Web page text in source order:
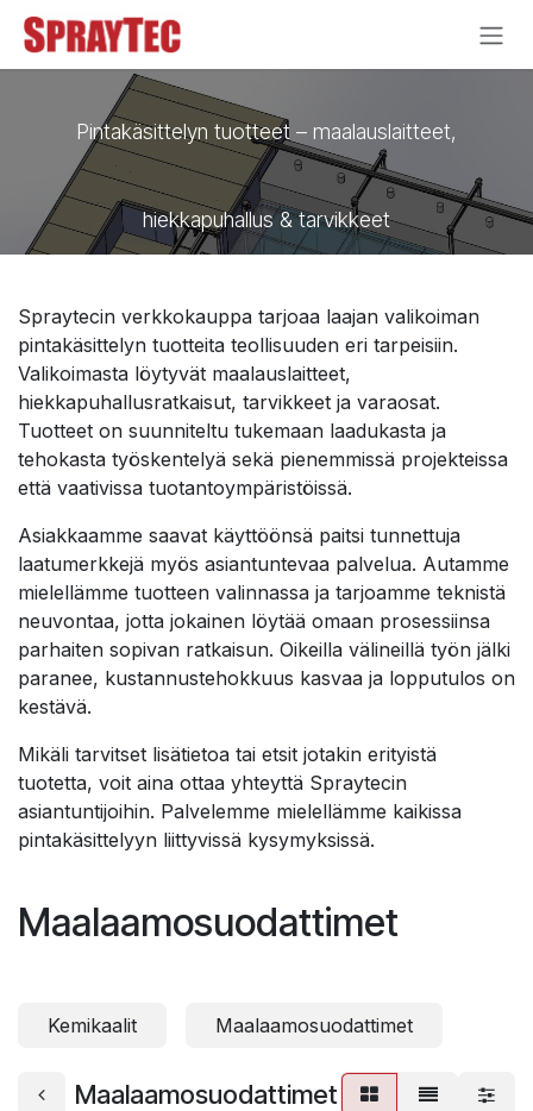
Siirry sisältöön
Pintakäsittelyn tuotteet – maalauslaitteet,
hiekkapuhallus & tarvikkeet
Spraytecin verkkokauppa tarjoaa laajan valikoiman
pintakäsittelyn tuotteita teollisuuden eri tarpeisiin.
Valikoimasta löytyvät maalauslaitteet,
hiekkapuhallusratkaisut, tarvikkeet ja varaosat.
Tuotteet on suunniteltu tukemaan laadukasta ja
tehokasta työskentelyä sekä pienemmissä projekteissa
että vaativissa tuotantoympäristöissä.
Asiakkaamme saavat käyttöönsä paitsi tunnettuja
laatumerkkejä myös asiantuntevaa palvelua. Autamme
mielellämme tuotteen valinnassa ja tarjoamme teknistä
neuvontaa, jotta jokainen löytää omaan prosessiinsa
parhaiten sopivan ratkaisun. Oikeilla välineillä työn jälki
paranee, kustannustehokkuus kasvaa ja lopputulos on
kestävä.
Mikäli tarvitset lisätietoa tai etsit jotakin erityistä
tuotetta, voit aina ottaa yhteyttä Spraytecin
asiantuntijoihin. Palvelemme mielellämme kaikissa
pintakäsittelyyn liittyvissä kysymyksissä.
Maalaamosuodattimet
Kemikaalit Maalaamosuodattimet
Maalaamosuodattimet